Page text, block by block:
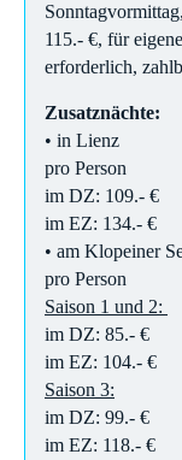
115.- €, für
erforderlich,
Zusatznächte:
• in Lienz
pro Person
im DZ: 109.- €
im EZ: 134.- €
• am Klopeiner
pro Person
Saison 1 und 2:
im DZ: 85.- €
im EZ: 104.- €
Saison 3:
im DZ: 99.- €
im EZ: 118.- €